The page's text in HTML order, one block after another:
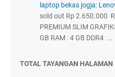
laptop bekas jogja:
sold out Rp 2.650.000
PREMIUM SLIM
GB RAM : 4 GB DDR4 ...
TOTAL TAYANGAN HALAMAN